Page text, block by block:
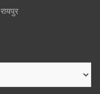
रायपुर